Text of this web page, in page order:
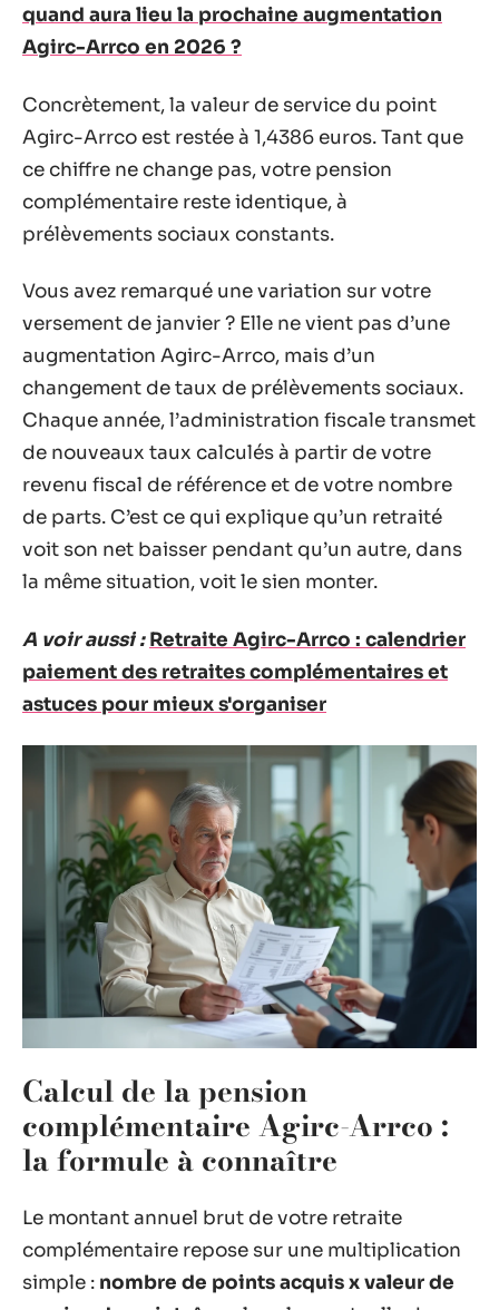
quand aura lieu la prochaine augmentation
Agirc-Arrco en 2026 ?
Concrètement, la valeur de service du point
Agirc-Arrco est restée à 1,4386 euros. Tant que
ce chiffre ne change pas, votre pension
complémentaire reste identique, à
prélèvements sociaux constants.
Vous avez remarqué une variation sur votre
versement de janvier ? Elle ne vient pas d’une
augmentation Agirc-Arrco, mais d’un
changement de taux de prélèvements sociaux.
Chaque année, l’administration fiscale transmet
de nouveaux taux calculés à partir de votre
revenu fiscal de référence et de votre nombre
de parts. C’est ce qui explique qu’un retraité
voit son net baisser pendant qu’un autre, dans
la même situation, voit le sien monter.
A voir aussi : Retraite Agirc-Arrco : calendrier
paiement des retraites complémentaires et
astuces pour mieux s'organiser
Calcul de la pension
complémentaire Agirc-Arrco :
la formule à connaître
Le montant annuel brut de votre retraite
complémentaire repose sur une multiplication
simple : nombre de points acquis x valeur de